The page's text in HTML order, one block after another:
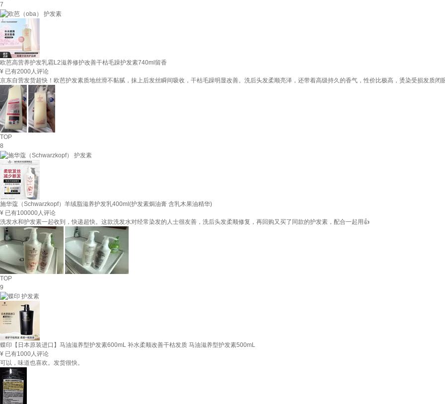
7
欧芭高营养护发乳霜L2滋养修护改善干枯毛躁护发素740ml留香
¥ 已有2000人评论
京东自营发货超快！欧芭护发素质地丝滑不黏腻，抹上后发丝瞬间吸收，干枯毛躁明显改善。洗后头发柔顺亮泽，还带着高级持久的香气，性价比极高，烫染受损发质闭
TOP
8
施华蔻（Schwarzkopf）羊绒脂滋养护发乳400ml(护发素焗油膏 含乳木果油精华)
¥ 已有100000人评论
洗发水和护发素一起收到，快递超快。这款洗发水对经常染发的人士很友善，洗后头发柔顺修复，再回购又买了同款的护发素，配合一起用👍
TOP
9
蝶印【日本原装进口】马油滋养型护发素600mL 补水柔顺改善干枯发质 马油滋养型护发素500mL
¥ 已有1000人评论
可以，味道也喜欢。发货很快。